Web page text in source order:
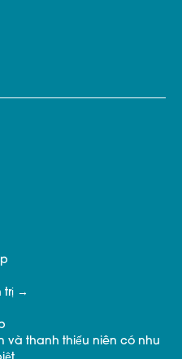
trị
và thanh thiếu niên có nhu